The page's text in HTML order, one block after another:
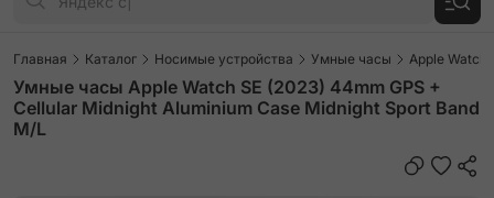
Главная Каталог Носимые устройства Умные часы Apple Watch
Умные часы Apple Watch SE (2023) 44mm GPS +
Cellular Midnight Aluminium Case Midnight Sport Band
M/L